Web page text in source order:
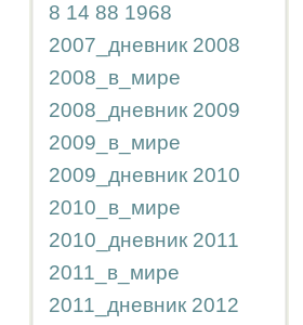
8 14 88 1968
2007_дневник 2008
2008_в_мире
2008_дневник 2009
2009_в_мире
2009_дневник 2010
2010_в_мире
2010_дневник 2011
2011_в_мире
2011_дневник 2012